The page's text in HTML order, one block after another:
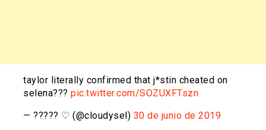
taylor literally confirmed that j*stin cheated on
selena??? pic.twitter.com/SOZUXFTszn
— ????? ♡ (@cloudysel) 30 de junio de 2019